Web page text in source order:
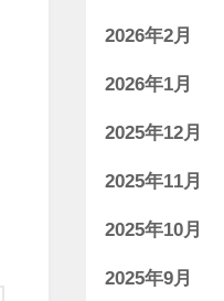
2026年2月
2026年1月
2025年12月
2025年11月
2025年10月
2025年9月